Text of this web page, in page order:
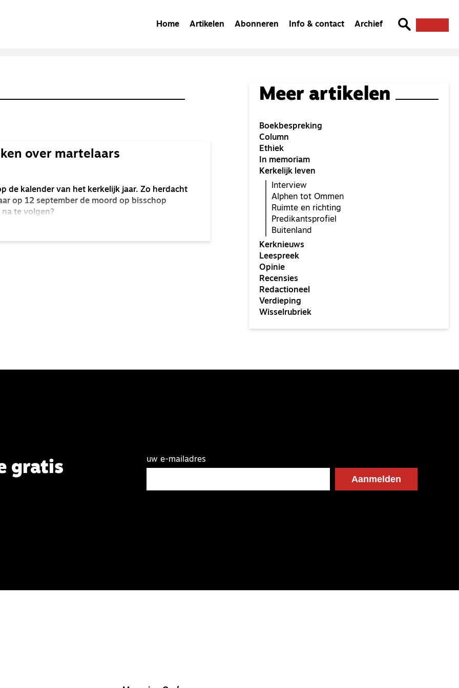
Home Artikelen Abonneren Info & contact Archief
over martelaars
de kalender van het kerkelijk jaar. Zo herdacht
op 12 september de moord op bisschop
te volgen?
Meer artikelen
Boekbespreking
Column
Ethiek
In memoriam
Kerkelijk leven
Interview
Alphen tot Ommen
Ruimte en richting
Predikantsprofiel
Buitenland
Kerknieuws
Leespreek
Opinie
Recensies
Redactioneel
Verdieping
Wisselrubriek
gratis uw e-mailadres